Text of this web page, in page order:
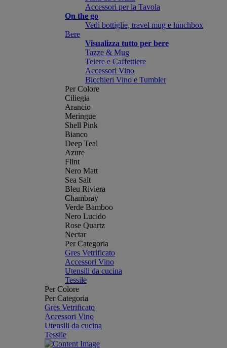
Accessori per la Tavola
On the go
Vedi bottiglie, travel mug e lunchbox
Bere
Visualizza tutto per bere
Tazze & Mug
Teiere e Caffettiere
Accessori Vino
Bicchieri Vino e Tumbler
Per Colore
Ciliegia
Arancio
Meringue
Shell Pink
Bianco
Deep Teal
Azure
Flint
Nero Matt
Sea Salt
Bleu Riviera
Chambray
Verde Bamboo
Nero Lucido
Rose Quartz
Nectar
Per Categoria
Gres Vetrificato
Accessori Vino
Utensili da cucina
Tessile
Per Colore
Per Categoria
Gres Vetrificato
Accessori Vino
Utensili da cucina
Tessile